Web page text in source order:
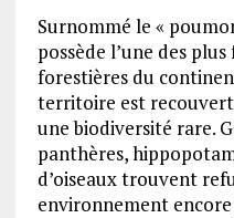
Surnommé le «
possède l’une des
forestières du
territoire est
une biodiversité rare.
panthères,
d’oiseaux trouvent
environnement